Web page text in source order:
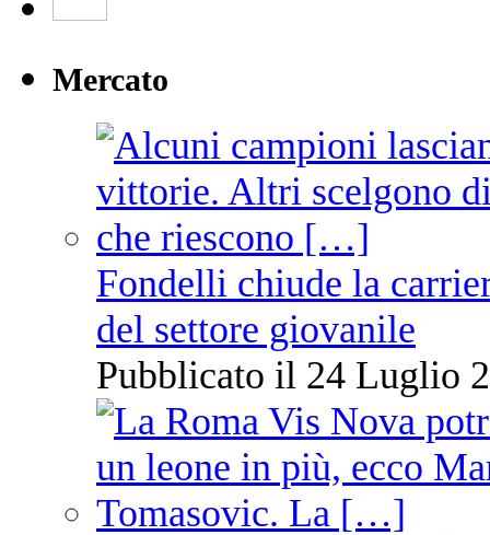
Mercato
Fondelli chiude la
del settore giovanile
Pubblicato il 24 Luglio